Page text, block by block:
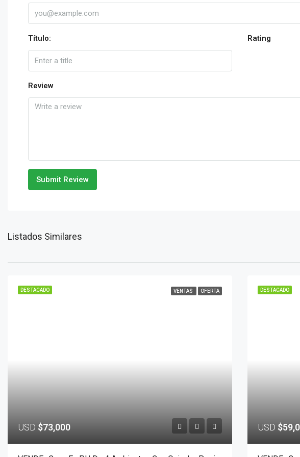
Título: Rating
Review
Submit Review
Listados Similares
DESTACADO VENTAS OFERTA
USD $73,000
DESTACADO
USD